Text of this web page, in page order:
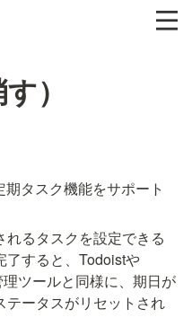
）
タスク機能をサポート
るタスクを設定できる
了すると、Todoistや
ツールと同様に、期日が
テータスがリセットされ